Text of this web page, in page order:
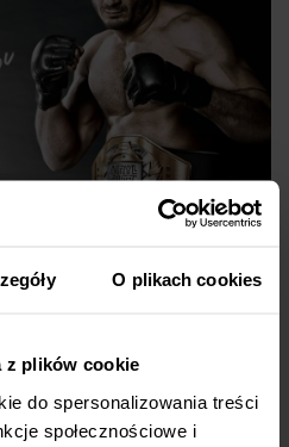
O plikach cookies
z plików cookie
do spersonalizowania treści
społecznościowe i
znane już odbiorcom, spoty
Emisję zaplanowano na cały
stacjach telewizyjnych.